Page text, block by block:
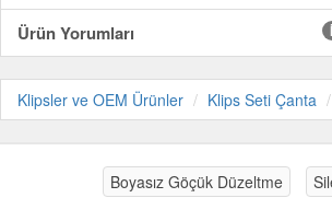
Ürün Yorumları
Klipsler ve OEM Ürünler Klips Seti Çanta
Boyasız Göçük Düzeltme